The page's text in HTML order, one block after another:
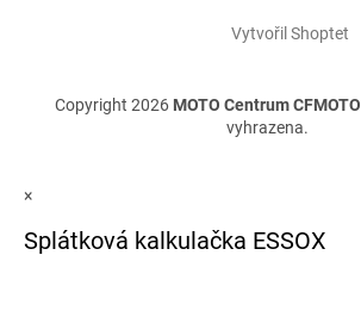
Vytvořil Shoptet
Copyright 2026 MOTO Centrum CFMOTO
vyhrazena.
×
Splátková kalkulačka ESSOX